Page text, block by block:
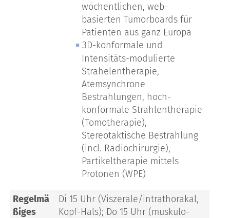
wöchentlichen, web-
basierten Tumorboards für
Patienten aus ganz Europa
3D-konformale und
Intensitäts-modulierte
Strahelentherapie,
Atemsynchrone
Bestrahlungen, hoch-
konformale Strahlentherapie
(Tomotherapie),
Stereotaktische Bestrahlung
(incl. Radiochirurgie),
Partikeltherapie mittels
Protonen (WPE)
Regelmä
ßiges
Di 15 Uhr (Viszerale/intrathorakal,
Kopf-Hals); Do 15 Uhr (muskulo-